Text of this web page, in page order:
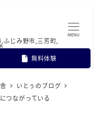
ふじみ野市,三芳町,
無料体験
MENU
いとぅのブログ
つながっている